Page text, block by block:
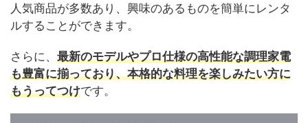
人気商品が多数あり、興味のあるものを簡単にレンタ
ルすることができます。
さらに、 最新のモデルやプロ仕様の高性能な調理家電
も豊富に揃っており、本格的な料理を楽しみたい方に
もうってつけです。